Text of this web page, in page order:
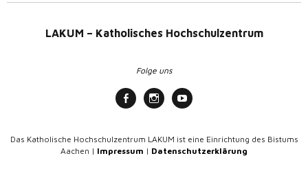
LAKUM – Katholisches Hochschulzentrum
Folge uns
Das Katholische Hochschulzentrum LAKUM ist eine Einrichtung des Bistums
Aachen | Impressum | Datenschutzerklärung